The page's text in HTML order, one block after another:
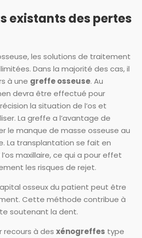
existants des pertes
les solutions de traitement
Dans la majorité des cas, il
à une greffe osseuse. Au
devra être effectué pour
la situation de l’os et
La greffe a l’avantage de
le manque de masse osseuse au
La transplantation se fait en
maxillaire, ce qui a pour effet
les risques de rejet.
osseux du patient peut être
Cette méthode contribue à
soutenant la dent.
recours à des xénogreffes type